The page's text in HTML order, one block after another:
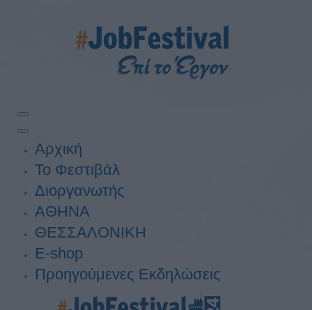
Αρχική
Το Φεστιβάλ
Διοργανωτής
ΑΘΗΝΑ
ΘΕΣΣΑΛΟΝΙΚΗ
E-shop
Προηγούμενες Εκδηλώσεις